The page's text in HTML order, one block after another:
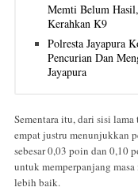
Memti Belum
Kerahkan K9
Polresta Jayapura
Pencurian Dan
Jayapura
Sementara itu, dari sisi
empat justru menunjukkan
sebesar 0,03 poin dan 0,10
untuk memperpanjang
lebih baik.